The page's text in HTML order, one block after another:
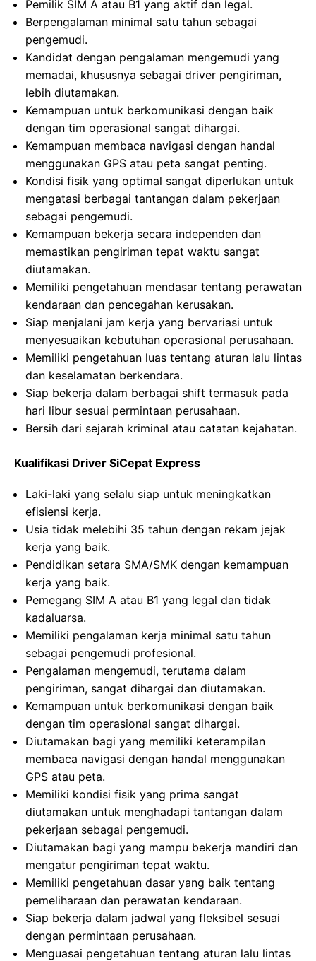
Pemilik SIM A atau B1 yang aktif dan legal.
Berpengalaman minimal satu tahun sebagai
pengemudi.
Kandidat dengan pengalaman mengemudi yang
memadai, khususnya sebagai driver pengiriman,
lebih diutamakan.
Kemampuan untuk berkomunikasi dengan baik
dengan tim operasional sangat dihargai.
Kemampuan membaca navigasi dengan handal
menggunakan GPS atau peta sangat penting.
Kondisi fisik yang optimal sangat diperlukan untuk
mengatasi berbagai tantangan dalam pekerjaan
sebagai pengemudi.
Kemampuan bekerja secara independen dan
memastikan pengiriman tepat waktu sangat
diutamakan.
Memiliki pengetahuan mendasar tentang perawatan
kendaraan dan pencegahan kerusakan.
Siap menjalani jam kerja yang bervariasi untuk
menyesuaikan kebutuhan operasional perusahaan.
Memiliki pengetahuan luas tentang aturan lalu lintas
dan keselamatan berkendara.
Siap bekerja dalam berbagai shift termasuk pada
hari libur sesuai permintaan perusahaan.
Bersih dari sejarah kriminal atau catatan kejahatan.
Kualifikasi Driver SiCepat Express
Laki-laki yang selalu siap untuk meningkatkan
efisiensi kerja.
Usia tidak melebihi 35 tahun dengan rekam jejak
kerja yang baik.
Pendidikan setara SMA/SMK dengan kemampuan
kerja yang baik.
Pemegang SIM A atau B1 yang legal dan tidak
kadaluarsa.
Memiliki pengalaman kerja minimal satu tahun
sebagai pengemudi profesional.
Pengalaman mengemudi, terutama dalam
pengiriman, sangat dihargai dan diutamakan.
Kemampuan untuk berkomunikasi dengan baik
dengan tim operasional sangat dihargai.
Diutamakan bagi yang memiliki keterampilan
membaca navigasi dengan handal menggunakan
GPS atau peta.
Memiliki kondisi fisik yang prima sangat
diutamakan untuk menghadapi tantangan dalam
pekerjaan sebagai pengemudi.
Diutamakan bagi yang mampu bekerja mandiri dan
mengatur pengiriman tepat waktu.
Memiliki pengetahuan dasar yang baik tentang
pemeliharaan dan perawatan kendaraan.
Siap bekerja dalam jadwal yang fleksibel sesuai
dengan permintaan perusahaan.
Menguasai pengetahuan tentang aturan lalu lintas